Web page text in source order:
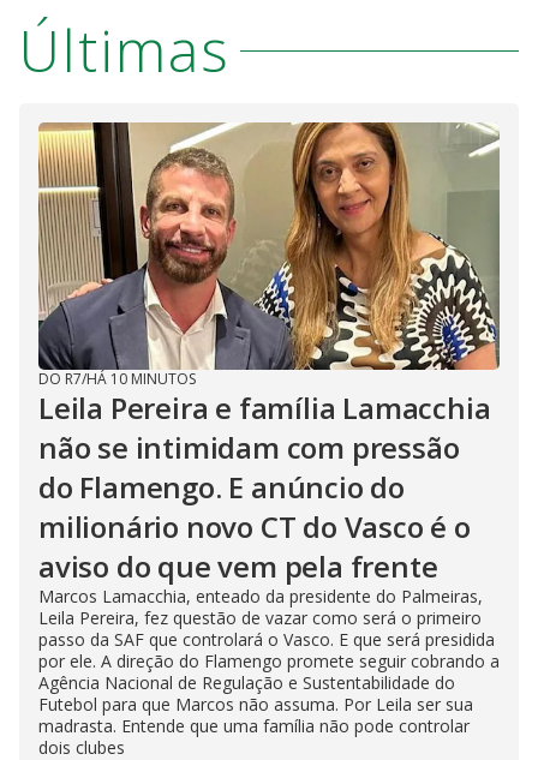
Últimas
DO R7/HÁ 10 MINUTOS
Leila Pereira e família Lamacchia
não se intimidam com pressão
do Flamengo. E anúncio do
milionário novo CT do Vasco é o
aviso do que vem pela frente
Marcos Lamacchia, enteado da presidente do Palmeiras,
Leila Pereira, fez questão de vazar como será o primeiro
passo da SAF que controlará o Vasco. E que será presidida
por ele. A direção do Flamengo promete seguir cobrando a
Agência Nacional de Regulação e Sustentabilidade do
Futebol para que Marcos não assuma. Por Leila ser sua
madrasta. Entende que uma família não pode controlar
dois clubes